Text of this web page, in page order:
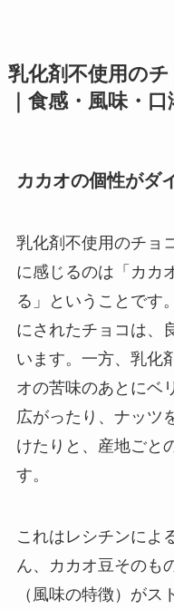
乳化剤不使用の
｜食感・風味・
カカオの個性がダ
乳化剤不使用のチョ
に感じるのは「カカ
る」ということです
にされたチョコは、
います。一方、乳化
オの苦味のあとにベ
広がったり、ナッツ
けたりと、産地ごと
す。
これはレシチンによ
ん、カカオ豆そのも
（風味の特徴）が